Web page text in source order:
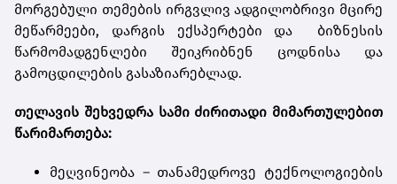
მორგებული თემების ირგვლივ ადგილობრივი მცირე
მეწარმეები, დარგის ექსპერტები და ბიზნესის
წარმომადგენლები შეიკრიბნენ ცოდნისა და
გამოცდილების გასაზიარებლად.
თელავის შეხვედრა სამი ძირითადი მიმართულებით
წარიმართება:
მეღვინეობა – თანამედროვე ტექნოლოგიების